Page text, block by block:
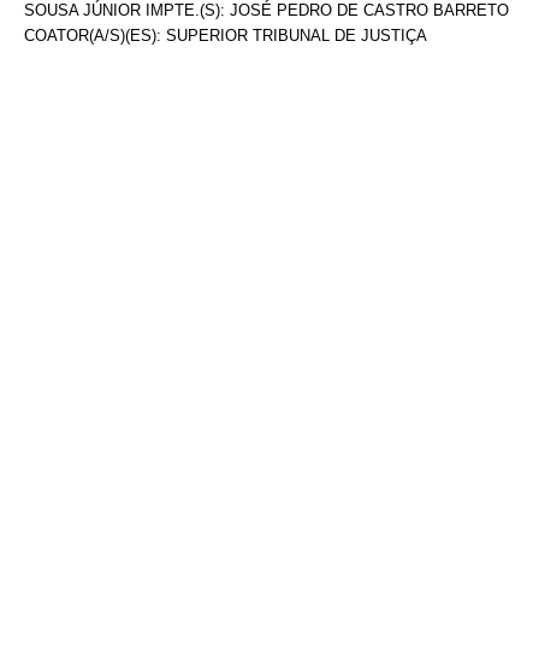
SOUSA JÚNIOR IMPTE.(S): JOSÉ PEDRO DE CASTRO BARRETO
COATOR(A/S)(ES): SUPERIOR TRIBUNAL DE JUSTIÇA